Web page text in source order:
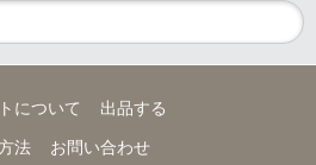
について 出品する
法 お問い合わせ